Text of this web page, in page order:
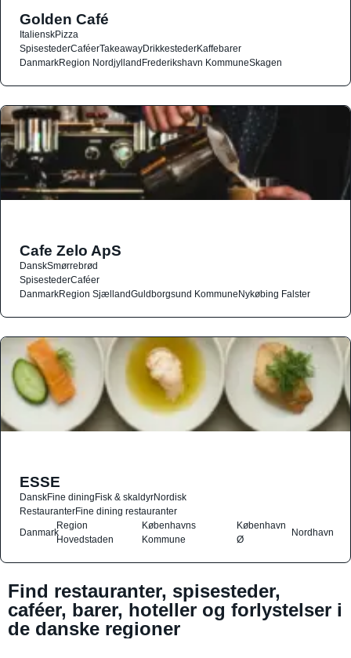
Golden Café
ItalienskPizza
SpisestederCaféerTakeawayDrikkestederKaffebarer
DanmarkRegion NordjyllandFrederikshavn KommuneSkagen
Cafe Zelo ApS
DanskSmørrebrød
SpisestederCaféer
DanmarkRegion SjællandGuldborgsund KommuneNykøbing Falster
ESSE
DanskFine diningFisk & skaldyrNordisk
RestauranterFine dining restauranter
Danmark
Region
Hovedstaden
Københavns
Kommune
København
Ø
Nordhavn
Find restauranter, spisesteder,
caféer, barer, hoteller og forlystelser i
de danske regioner